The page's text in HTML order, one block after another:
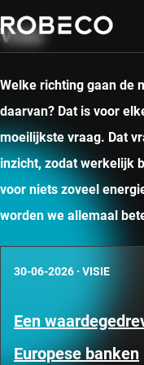
Visie
Welke richting gaan de
daarvan? Dat is voor
moeilijkste vraag. Dat
inzicht, zodat werkelijk
voor niets zoveel
worden we allemaal
30-06-2026 · VISIE
Een
Europese banken